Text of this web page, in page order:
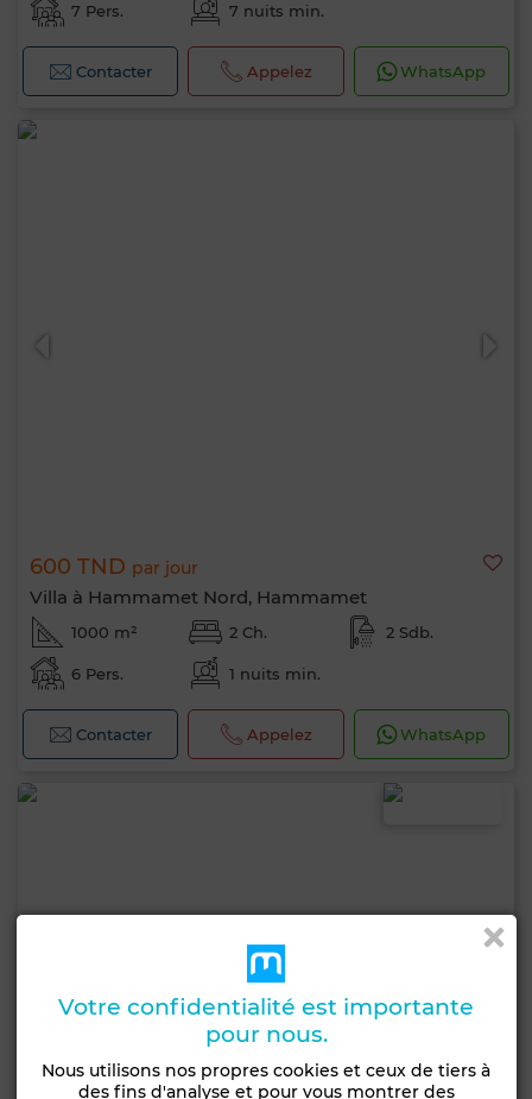
7 Pers. 7 nuits min.
Contacter Appelez WhatsApp
600 TND par jour
Villa à Hammamet Nord, Hammamet
1000 m² 2 Ch. 2 Sdb.
6 Pers. 1 nuits min.
Contacter Appelez WhatsApp
Votre confidentialité est importante
pour nous.
Nous utilisons nos propres cookies et ceux de tiers à
des fins d'analyse et pour vous montrer des